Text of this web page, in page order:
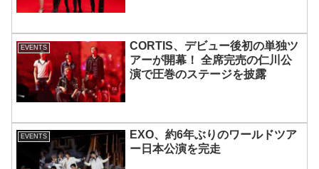
EVENTS
CORTIS、デビュー後初の単独ツ
アーが開幕！ 全席完売の仁川公
演で圧巻のステージを披露
EVENTS
EXO、約6年ぶりのワールドツア
ー日本公演を完走